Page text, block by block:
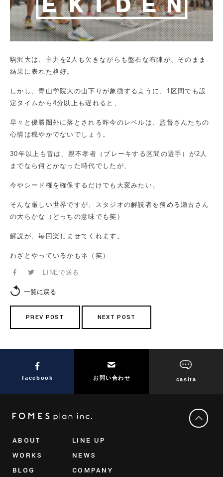
駒沢大は、主力を2人も欠きながらも盤石な布陣が、そのまま
結果に表れた格好。
しかし、青山学院大の山下りが象徴するように、1区間でも設
定タイムから4分以上も遅れると、
早々と優勝圏外に落とされる昨今のレベルは、監督さんたちの
心情は穏やかでないでしょう。
30年以上も昔は、親不孝者（ブレーキする区間の選手）が2人
までなら何とかなった時代でしたが、
今やシード権を確保するだけでも大変みたい。
そんな厳しい世界ですが、スタジオの解説者を務める瀬古さん
の大らかな（どっちの意味でも笑）
解説が、毎回楽しませてくれます。
わざとやっているかもネ（笑）
LINEで送る
一覧に戻る
PREV POST NEXT POST
facebook お問い合わせ casita
ABOUT
LINE UP
WORKS
NEWS
BLOG
COMPANY